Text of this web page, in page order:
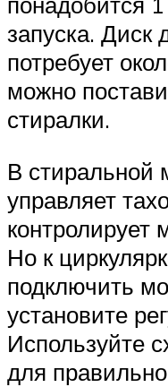
запуска.
потребует
можно
стиралки.
В стиральной
управляет
контролирует
Но к
подключить
установите
Используйте
для